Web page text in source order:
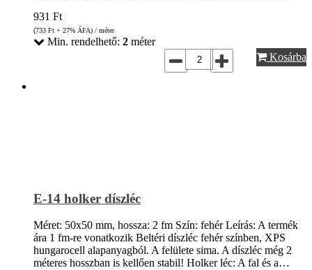
931 Ft
(733 Ft + 27% ÁFA) / méter
Min. rendelhető: 2 méter
Kosárba
E-14 holker díszléc
Méret: 50x50 mm, hossza: 2 fm Szín: fehér Leírás: A termék
ára 1 fm-re vonatkozik Beltéri díszléc fehér színben, XPS
hungarocell alapanyagból. A felülete sima. A díszléc még 2
méteres hosszban is kellően stabil! Holker léc: A fal és a…